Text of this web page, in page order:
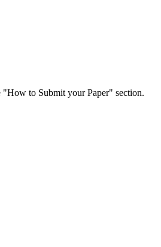
"How to Submit your Paper" section.